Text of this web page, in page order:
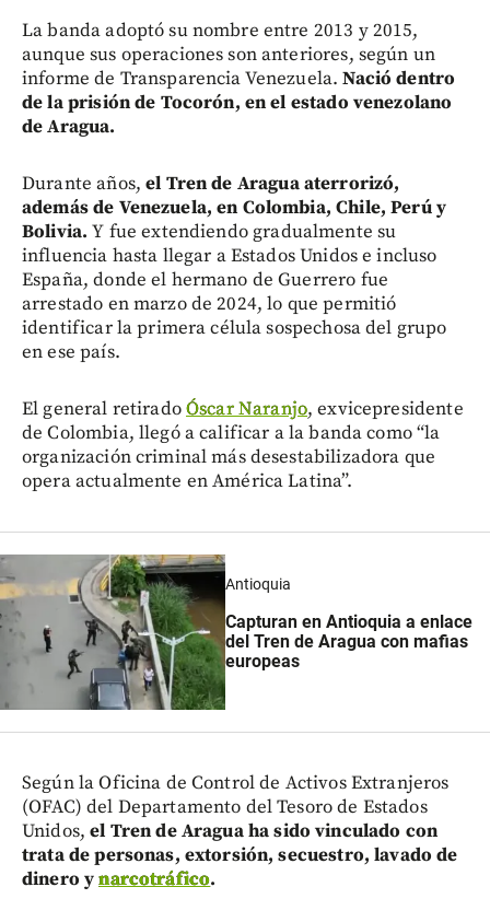
La banda adoptó su nombre entre 2013 y 2015,
aunque sus operaciones son anteriores, según un
informe de Transparencia Venezuela.Nació dentro
de la prisión de Tocorón, en el estado venezolano
de Aragua.
Durante años,el Tren de Aragua aterrorizó,
además de Venezuela, en Colombia, Chile, Perú y
Bolivia.Y fue extendiendo gradualmente su
influencia hasta llegar a Estados Unidos e incluso
España, donde el hermano de Guerrero fue
arrestado en marzo de 2024, lo que permitió
identificar la primera célula sospechosa del grupo
en ese país.
El general retiradoÓscar Naranjo, exvicepresidente
de Colombia, llegó a calificar a la banda como “la
organización criminal más desestabilizadora que
opera actualmente en América Latina”.
Antioquia
Capturan en Antioquia a enlace
del Tren de Aragua con mafias
europeas
Según la Oficina de Control de Activos Extranjeros
(OFAC) del Departamento del Tesoro de Estados
Unidos,el Tren de Aragua ha sido vinculado con
trata de personas, extorsión, secuestro, lavado de
dinero ynarcotráfico.